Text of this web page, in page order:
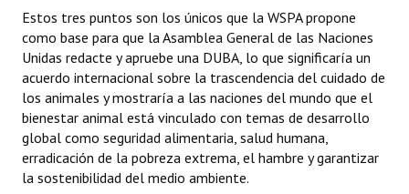
Estos tres puntos son los únicos que la WSPA propone
como base para que la Asamblea General de las Naciones
Unidas redacte y apruebe una DUBA, lo que significaría un
acuerdo internacional sobre la trascendencia del cuidado de
los animales y mostraría a las naciones del mundo que el
bienestar animal está vinculado con temas de desarrollo
global como seguridad alimentaria, salud humana,
erradicación de la pobreza extrema, el hambre y garantizar
la sostenibilidad del medio ambiente.